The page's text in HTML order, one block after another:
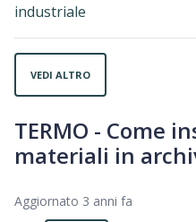
industriale
VEDI ALTRO
TERMO - Come
materiali in
Aggiornato 3 anni fa